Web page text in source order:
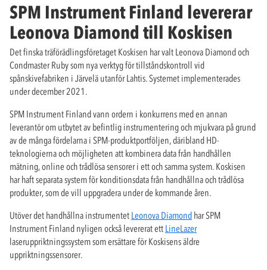
SPM Instrument Finland levererar
Leonova Diamond till Koskisen
Det finska träförädlingsföretaget Koskisen har valt Leonova Diamond och
Condmaster Ruby som nya verktyg för tillståndskontroll vid
spånskivefabriken i Järvelä utanför Lahtis. Systemet implementerades
under december 2021.
SPM Instrument Finland vann ordern i konkurrens med en annan
leverantör om utbytet av befintlig instrumentering och mjukvara på grund
av de många fördelarna i SPM-produktportföljen, däribland HD-
teknologierna och möjligheten att kombinera data från handhållen
mätning, online och trådlösa sensorer i ett och samma system. Koskisen
har haft separata system för konditionsdata från handhållna och trådlösa
produkter, som de vill uppgradera under de kommande åren.
Utöver det handhållna instrumentet Leonova Diamond har SPM
Instrument Finland nyligen också levererat ett LineLazer
laseruppriktningssystem som ersättare för Koskisens äldre
uppriktningssensorer.